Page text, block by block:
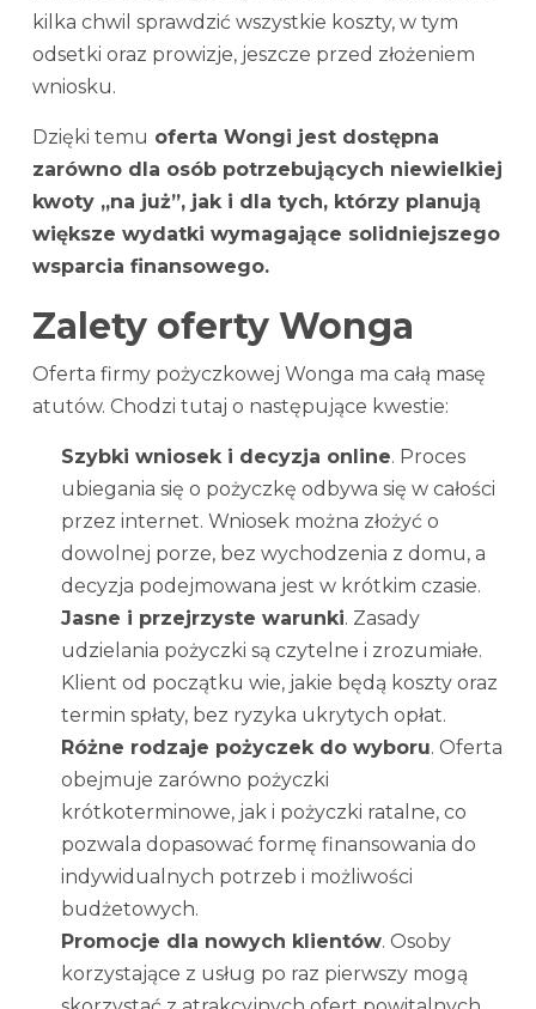
kilka chwil sprawdzić wszystkie koszty, w tym
odsetki oraz prowizje, jeszcze przed złożeniem
wniosku.
Dzięki temu oferta Wongi jest dostępna
zarówno dla osób potrzebujących niewielkiej
kwoty „na już”, jak i dla tych, którzy planują
większe wydatki wymagające solidniejszego
wsparcia finansowego.
Zalety oferty Wonga
Oferta firmy pożyczkowej Wonga ma całą masę
atutów. Chodzi tutaj o następujące kwestie:
Szybki wniosek i decyzja online. Proces
ubiegania się o pożyczkę odbywa się w całości
przez internet. Wniosek można złożyć o
dowolnej porze, bez wychodzenia z domu, a
decyzja podejmowana jest w krótkim czasie.
Jasne i przejrzyste warunki. Zasady
udzielania pożyczki są czytelne i zrozumiałe.
Klient od początku wie, jakie będą koszty oraz
termin spłaty, bez ryzyka ukrytych opłat.
Różne rodzaje pożyczek do wyboru. Oferta
obejmuje zarówno pożyczki
krótkoterminowe, jak i pożyczki ratalne, co
pozwala dopasować formę finansowania do
indywidualnych potrzeb i możliwości
budżetowych.
Promocje dla nowych klientów. Osoby
korzystające z usług po raz pierwszy mogą